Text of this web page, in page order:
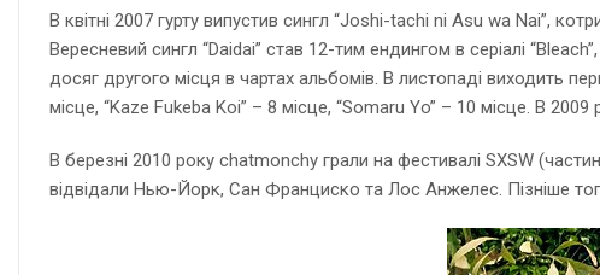
В квітні 2007 гурту випустив сингл “Joshi-tachi ni Asu wa Nai”,
Вересневий сингл “Daidai” став 12-тим ендингом в серіалі
досяг другого місця в чартах альбомів. В листопаді виходить
місце, “Kaze Fukeba Koi” – 8 місце, “Somaru Yo” – 10 місце. В
В березні 2010 року chatmonchy грали на фестивалі SXSW
відвідали Нью-Йорк, Сан Франциско та Лос Анжелес. Пізніше